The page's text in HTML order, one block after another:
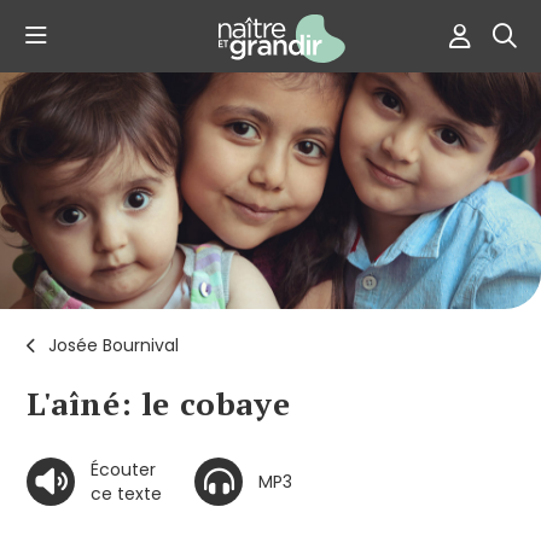
Josée Bournival
L'aîné: le cobaye
Écouter
ce texte
MP3